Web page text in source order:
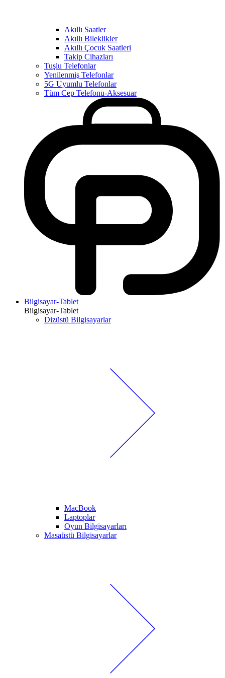
Akıllı Saatler
Akıllı Bileklikler
Akıllı Çocuk Saatleri
Takip Cihazları
Tuşlu Telefonlar
Yenilenmiş Telefonlar
5G Uyumlu Telefonlar
Tüm Cep Telefonu-Aksesuar
Bilgisayar-Tablet
Bilgisayar-Tablet
Dizüstü Bilgisayarlar
MacBook
Laptoplar
Oyun Bilgisayarları
Masaüstü Bilgisayarlar